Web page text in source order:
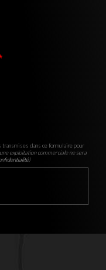
dans ce formulaire pour
exploitation commerciale ne sera
)